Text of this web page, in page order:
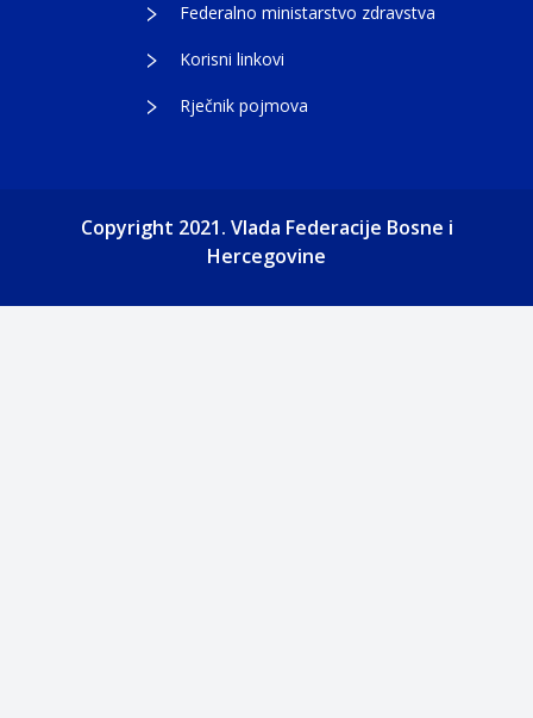
Federalno ministarstvo zdravstva
Korisni linkovi
Rječnik pojmova
Copyright 2021. Vlada Federacije Bosne i
Hercegovine